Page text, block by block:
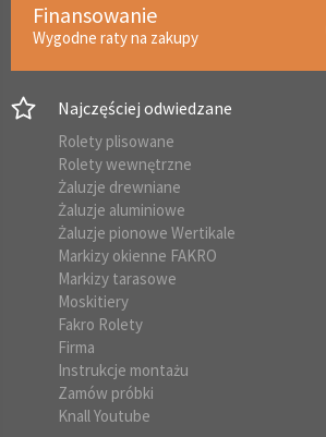
Finansowanie
Wygodne raty na zakupy
Najczęściej odwiedzane
Rolety plisowane
Rolety wewnętrzne
Żaluzje drewniane
Żaluzje aluminiowe
Żaluzje pionowe Wertikale
Markizy okienne FAKRO
Markizy tarasowe
Moskitiery
Fakro Rolety
Firma
Instrukcje montażu
Zamów próbki
Knall Youtube